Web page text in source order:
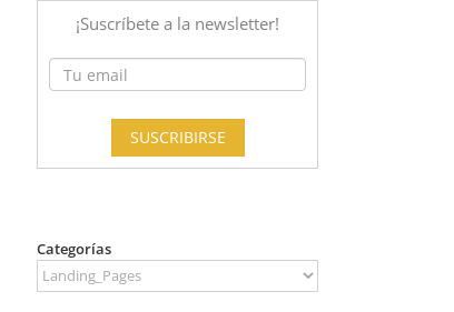
Categorías
Categorías